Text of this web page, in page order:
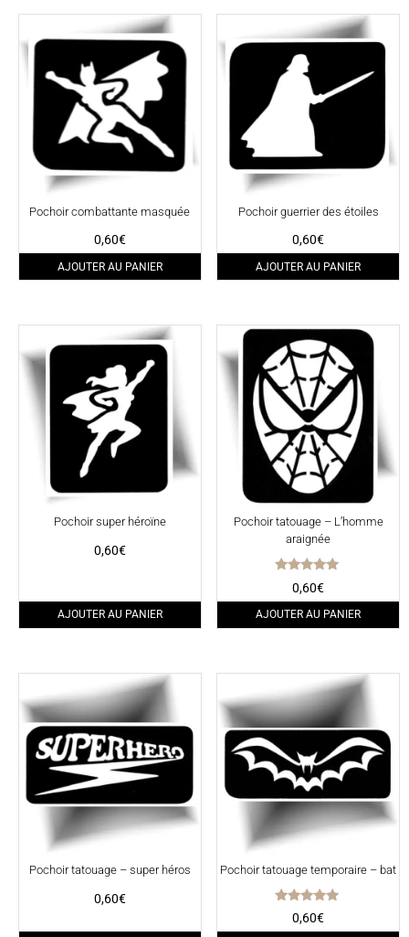
Pochoir combattante masquée
0,60€
AJOUTER AU PANIER
Pochoir guerrier des étoiles
0,60€
AJOUTER AU PANIER
Pochoir super héroïne
0,60€
AJOUTER AU PANIER
Pochoir tatouage – L’homme
araignée
Note
5.00
sur 5
0,60€
AJOUTER AU PANIER
Pochoir tatouage – super héros
0,60€
Pochoir tatouage temporaire – bat
Note
5.00
0,60€